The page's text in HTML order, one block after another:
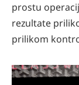
prostu
rezultate
prilikom